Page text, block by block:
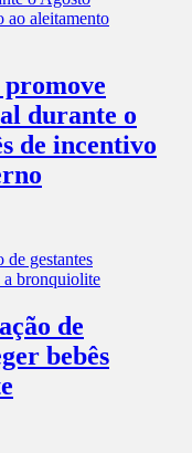
promove
durante o
de incentivo
de
bebês